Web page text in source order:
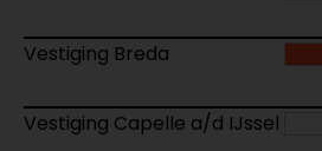
Vestiging Breda
Vestiging Capelle a/d IJssel